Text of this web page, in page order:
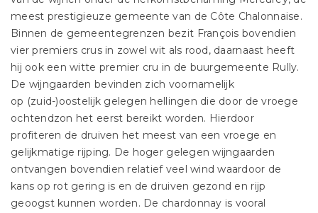
meest prestigieuze gemeente van de Côte Chalonnaise.
Binnen de gemeentegrenzen bezit François bovendien
vier premiers crus in zowel wit als rood, daarnaast heeft
hij ook een witte premier cru in de buurgemeente Rully.
De wijngaarden bevinden zich voornamelijk
op (zuid-)oostelijk gelegen hellingen die door de vroege
ochtendzon het eerst bereikt worden. Hierdoor
profiteren de druiven het meest van een vroege en
gelijkmatige rijping. De hoger gelegen wijngaarden
ontvangen bovendien relatief veel wind waardoor de
kans op rot gering is en de druiven gezond en rijp
geoogst kunnen worden. De chardonnay is vooral